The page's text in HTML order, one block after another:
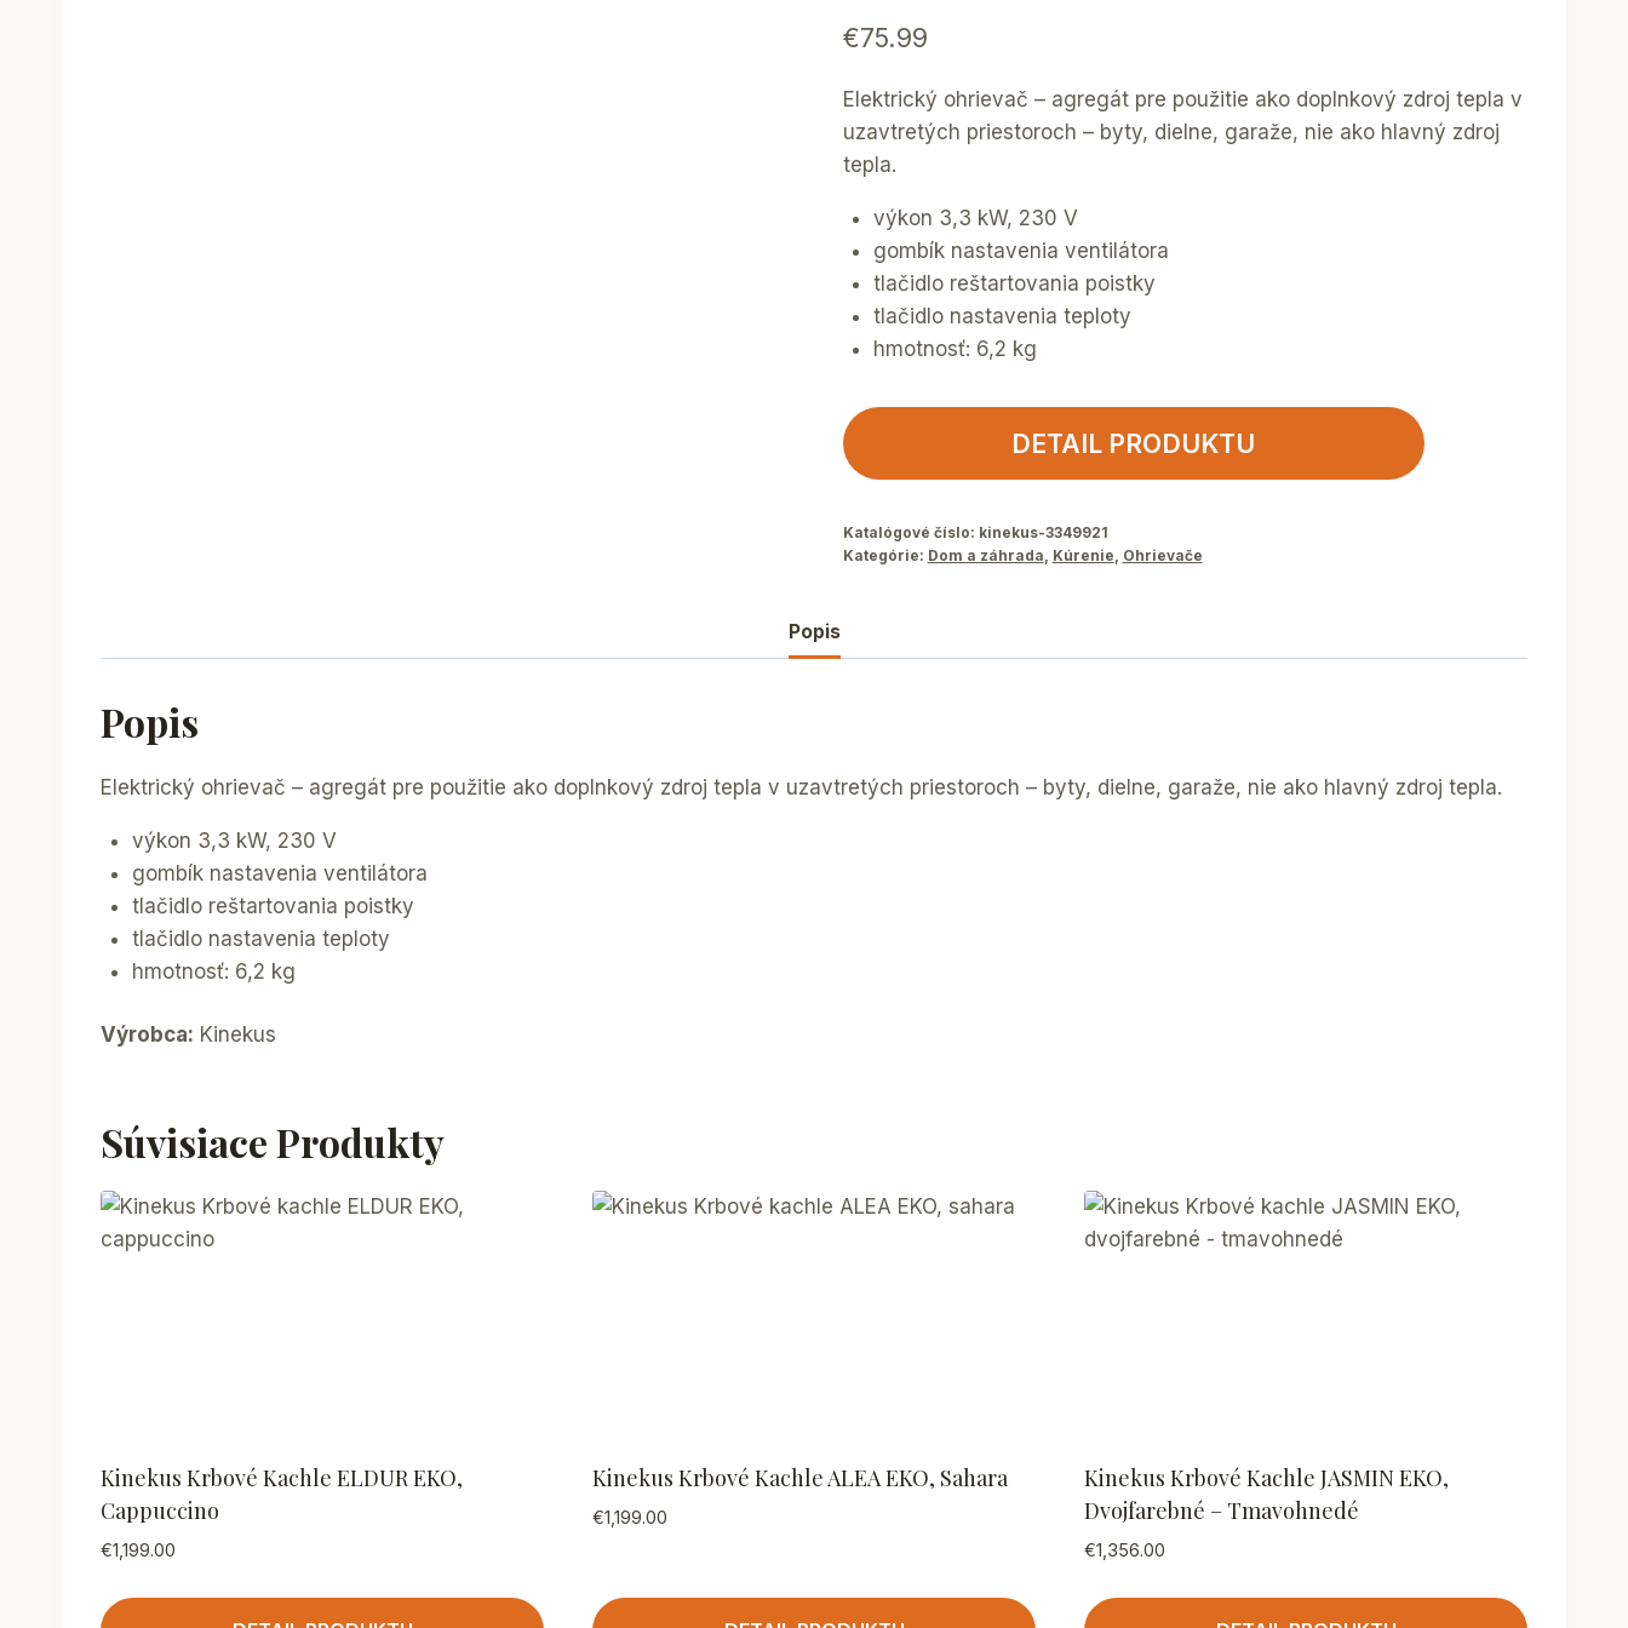
€75.99
Elektrický ohrievač – agregát pre použitie ako doplnkový zdroj tepla v
uzavtretých priestoroch – byty, dielne, garaže, nie ako hlavný zdroj
tepla.
výkon 3,3 kW, 230 V
gombík nastavenia ventilátora
tlačidlo reštartovania poistky
tlačidlo nastavenia teploty
hmotnosť: 6,2 kg
DETAIL PRODUKTU
Katalógové číslo: kinekus-3349921
Kategórie: Dom a záhrada, Kúrenie, Ohrievače
Popis
Popis
Elektrický ohrievač – agregát pre použitie ako doplnkový zdroj tepla v uzavtretých priestoroch – byty, dielne, garaže, nie ako hlavný zdroj tepla.
výkon 3,3 kW, 230 V
gombík nastavenia ventilátora
tlačidlo reštartovania poistky
tlačidlo nastavenia teploty
hmotnosť: 6,2 kg
Výrobca: Kinekus
Súvisiace Produkty
Kinekus Krbové Kachle ELDUR EKO,
Cappuccino
€1,199.00
Kinekus Krbové Kachle ALEA EKO, Sahara
€1,199.00
Kinekus Krbové Kachle JASMIN EKO,
Dvojfarebné – Tmavohnedé
€1,356.00